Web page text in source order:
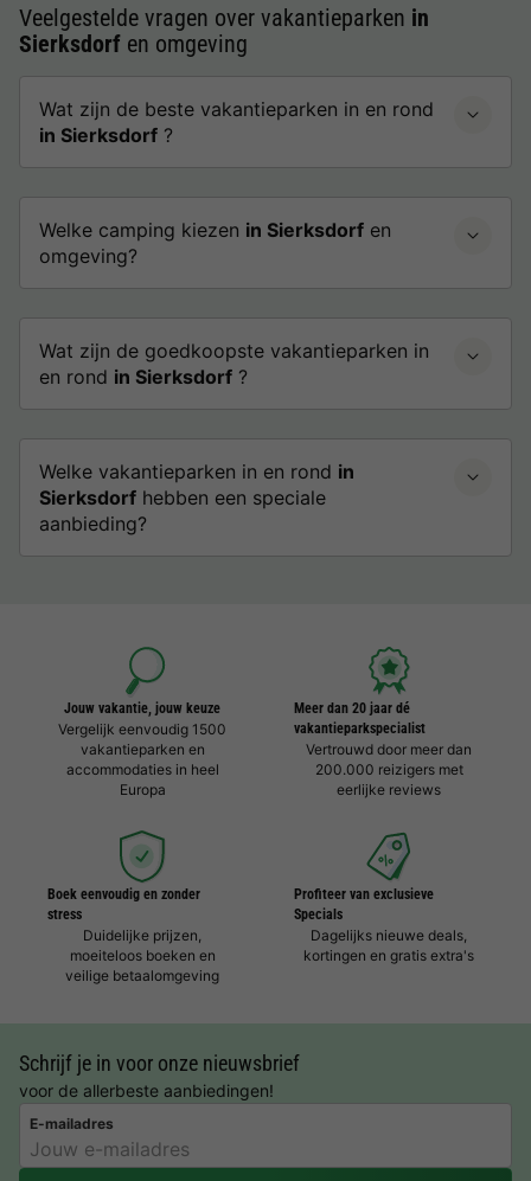
Veelgestelde vragen over vakantieparken in
Sierksdorf en omgeving
Wat zijn de beste vakantieparken in en rond
in Sierksdorf ?
Welke camping kiezen in Sierksdorf en
omgeving?
Wat zijn de goedkoopste vakantieparken in
en rond in Sierksdorf ?
Welke vakantieparken in en rond in
Sierksdorf hebben een speciale
aanbieding?
Jouw vakantie, jouw keuze
Vergelijk eenvoudig 1500
vakantieparken en
accommodaties in heel
Europa
Meer dan 20 jaar dé
vakantieparkspecialist
Vertrouwd door meer dan
200.000 reizigers met
eerlijke reviews
Boek eenvoudig en zonder
stress
Duidelijke prijzen,
moeiteloos boeken en
veilige betaalomgeving
Profiteer van exclusieve
Specials
Dagelijks nieuwe deals,
kortingen en gratis extra's
Schrijf je in voor onze nieuwsbrief
voor de allerbeste aanbiedingen!
E-mailadres